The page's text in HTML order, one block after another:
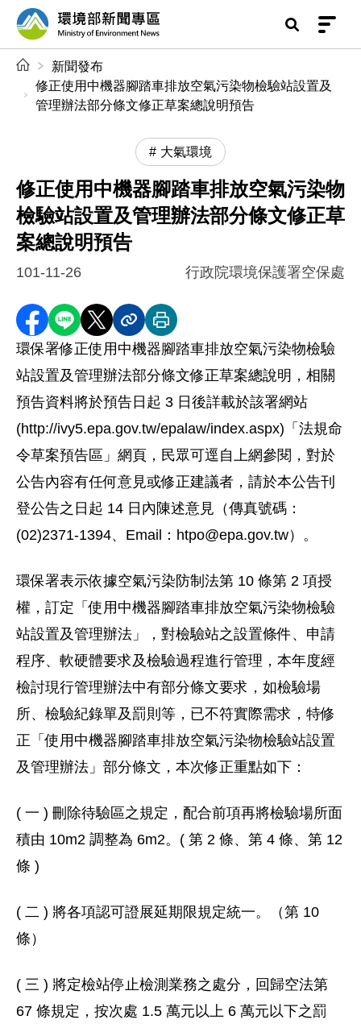
前往中央內容區塊
環境部新聞專區
新聞發布
修正使用中機器腳踏車排放空氣污染物檢驗站設置及
管理辦法部分條文修正草案總說明預告
大氣環境
修正使用中機器腳踏車排放空氣污染物
檢驗站設置及管理辦法部分條文修正草
案總說明預告
101-11-26 行政院環境保護署空保處
分享至 Facebook
分享到 LINE
分享到 X分享內容連結
列印本頁
環保署修正使用中機器腳踏車排放空氣污染物檢驗
站設置及管理辦法部分條文修正草案總說明，相關
預告資料將於預告日起 3 日後詳載於該署網站
(http://ivy5.epa.gov.tw/epalaw/index.aspx)「法規命
令草案預告區」網頁，民眾可逕自上網參閱，對於
公告內容有任何意見或修正建議者，請於本公告刊
登公告之日起 14 日內陳述意見（傳真號碼：
(02)2371-1394、Email： htpo@epa.gov.tw）。
環保署表示依據空氣污染防制法第 10 條第 2 項授
權，訂定「使用中機器腳踏車排放空氣污染物檢驗
站設置及管理辦法」，對檢驗站之設置條件、申請
程序、軟硬體要求及檢驗過程進行管理，本年度經
檢討現行管理辦法中有部分條文要求，如檢驗場
所、檢驗紀錄單及罰則等，已不符實際需求，特修
正「使用中機器腳踏車排放空氣污染物檢驗站設置
及管理辦法」部分條文，本次修正重點如下：
( 一 ) 刪除待驗區之規定，配合前項再將檢驗場所面
積由 10m2 調整為 6m2。( 第 2 條、第 4 條、第 12
條 )
( 二 ) 將各項認可證展延期限規定統一。（第 10
條）
( 三 ) 將定檢站停止檢測業務之處分，回歸空法第
67 條規定，按次處 1.5 萬元以上 6 萬元以下之罰